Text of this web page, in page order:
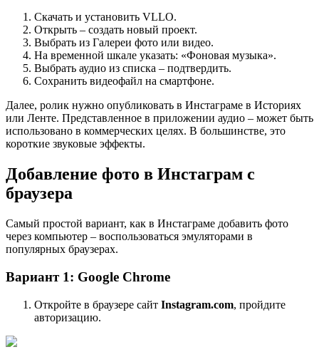
Скачать и установить VLLO.
Открыть – создать новый проект.
Выбрать из Галереи фото или видео.
На временной шкале указать: «Фоновая музыка».
Выбрать аудио из списка – подтвердить.
Сохранить видеофайл на смартфоне.
Далее, ролик нужно опубликовать в Инстаграме в Историях
или Ленте. Представленное в приложении аудио – может быть
использовано в коммерческих целях. В большинстве, это
короткие звуковые эффекты.
Добавление фото в Инстаграм с
браузера
Самый простой вариант, как в Инстаграме добавить фото
через компьютер – воспользоваться эмуляторами в
популярных браузерах.
Вариант 1: Google Chrome
Откройте в браузере сайт Instagram.com, пройдите
авторизацию.